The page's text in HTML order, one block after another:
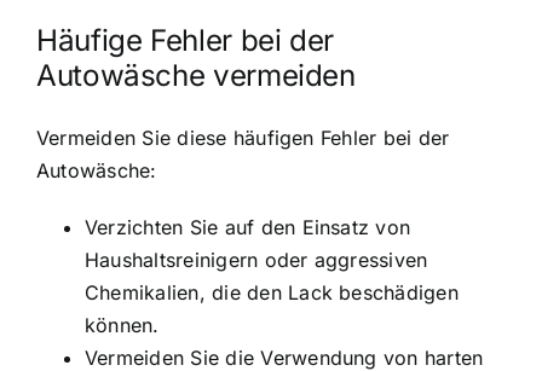
Häufige Fehler bei der
Autowäsche vermeiden
Vermeiden Sie diese häufigen Fehler bei der
Autowäsche:
Verzichten Sie auf den Einsatz von
Haushaltsreinigern oder aggressiven
Chemikalien, die den Lack beschädigen
können.
Vermeiden Sie die Verwendung von harten